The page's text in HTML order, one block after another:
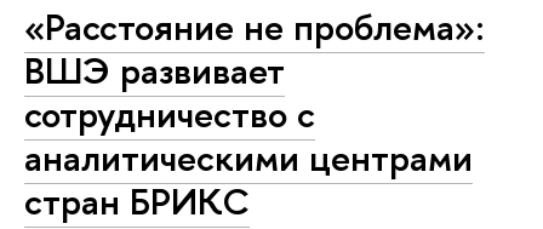
«Расстояние не проблема»:
ВШЭ развивает
сотрудничество с
аналитическими центрами
стран БРИКС